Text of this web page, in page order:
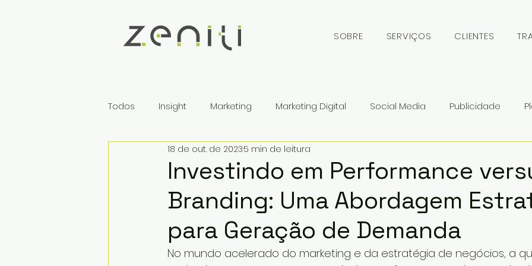
SOBRE SERVIÇOS CLIENTES
Todos Insight Marketing Marketing Digital Social Media Publicidade
Mercado em Choque Negócios
Case de Sucesso Marketing de Conteúdo Inteligência Artificial
Inbound Marketing B2B Marketing Esportivo Estratégia Eventos
Investindo em Performance
Branding: Uma Abordagem
para Geração de Demanda
18 de out. de 20235 min de leitura
No mundo acelerado do marketing e da estratégia de negócios, a